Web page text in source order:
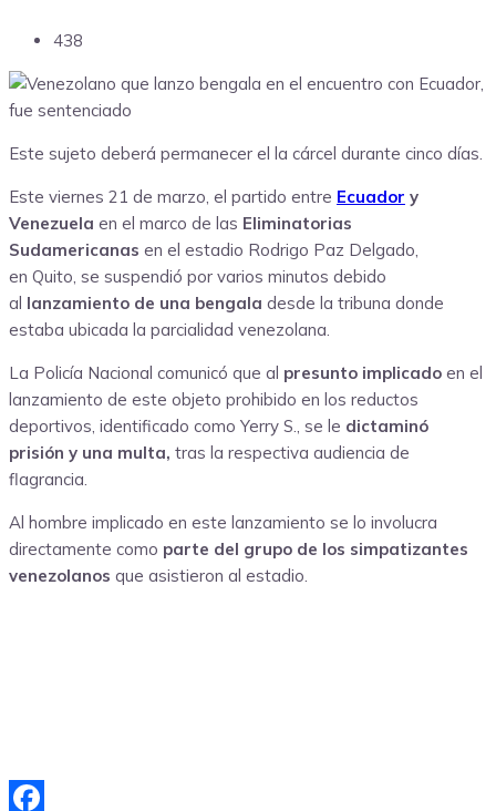
438
Este sujeto deberá permanecer el la cárcel durante cinco días.
Este viernes 21 de marzo, el partido entre Ecuador y
Venezuela en el marco de las Eliminatorias
Sudamericanas en el estadio Rodrigo Paz Delgado,
en Quito, se suspendió por varios minutos debido
al lanzamiento de una bengala desde la tribuna donde
estaba ubicada la parcialidad venezolana.
La Policía Nacional comunicó que al presunto implicado en el
lanzamiento de este objeto prohibido en los reductos
deportivos, identificado como Yerry S., se le dictaminó
prisión y una multa, tras la respectiva audiencia de
flagrancia.
Al hombre implicado en este lanzamiento se lo involucra
directamente como parte del grupo de los simpatizantes
venezolanos que asistieron al estadio.